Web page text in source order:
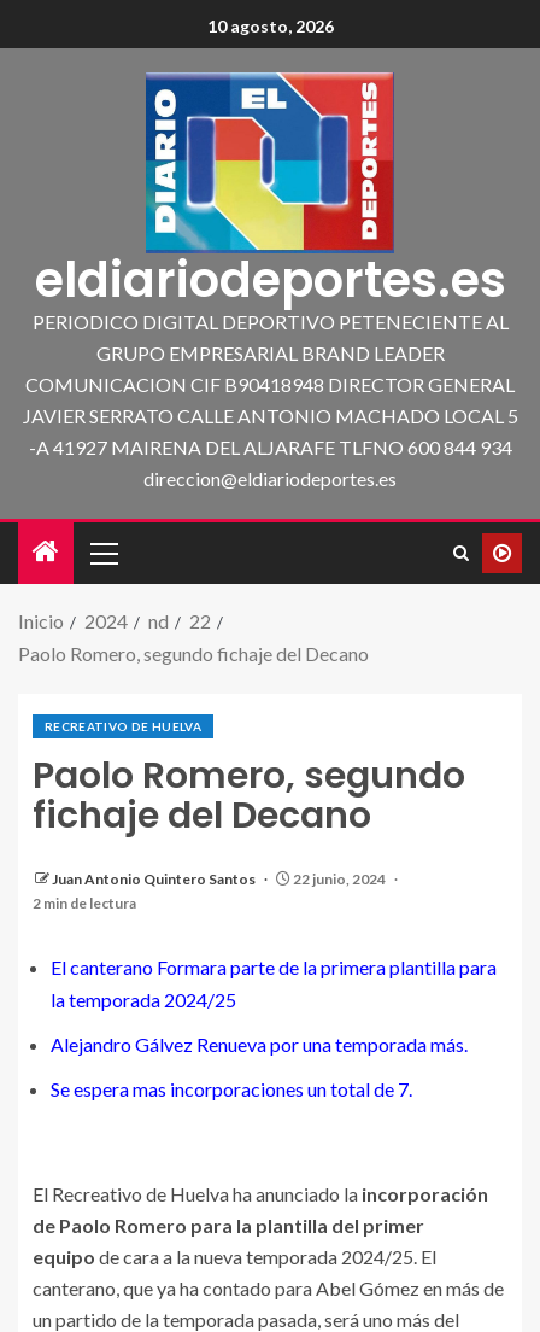
10 agosto, 2026
eldiariodeportes.es
PERIODICO DIGITAL DEPORTIVO PETENECIENTE AL
GRUPO EMPRESARIAL BRAND LEADER
COMUNICACION CIF B90418948 DIRECTOR GENERAL
JAVIER SERRATO CALLE ANTONIO MACHADO LOCAL 5
-A 41927 MAIRENA DEL ALJARAFE TLFNO 600 844 934
direccion@eldiariodeportes.es
Inicio 2024 nd
22
Paolo Romero, segundo fichaje del Decano
RECREATIVO DE HUELVA
Paolo Romero, segundo
fichaje del Decano
Juan Antonio Quintero Santos
22 junio, 2024
2 min de lectura
Paolo Romero posando con la elástica onubense
El canterano Formara parte de la primera plantilla para
la temporada 2024/25
Alejandro Gálvez Renueva por una temporada más.
Se espera mas incorporaciones un total de 7.
El Recreativo de Huelva ha anunciado la incorporación
de Paolo Romero para la plantilla del primer
equipo de cara a la nueva temporada 2024/25. El
canterano, que ya ha contado para Abel Gómez en más de
un partido de la temporada pasada, será uno más del